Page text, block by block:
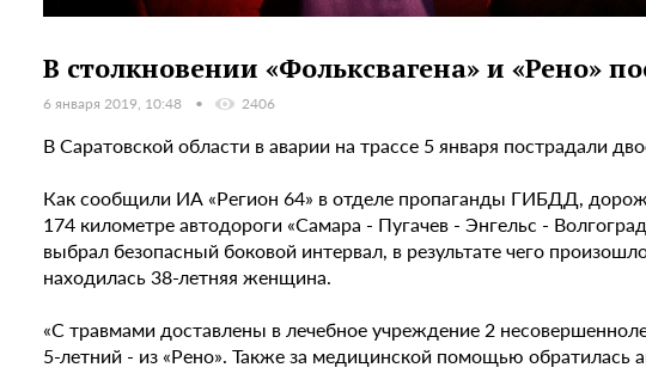
В столкновении «Фольксвагена» и «Рено»
6 января 2019, 10:48 2406
В Саратовской области в аварии на трассе 5 января пострадали
Как сообщили ИА «Регион 64» в отделе пропаганды ГИБДД,
174 километре автодороги «Самара - Пугачев - Энгельс -
выбрал безопасный боковой интервал, в результате чего
находилась 38-летняя женщина.
«С травмами доставлены в лечебное учреждение 2
5-летний - из «Рено». Также за медицинской помощью обратилась